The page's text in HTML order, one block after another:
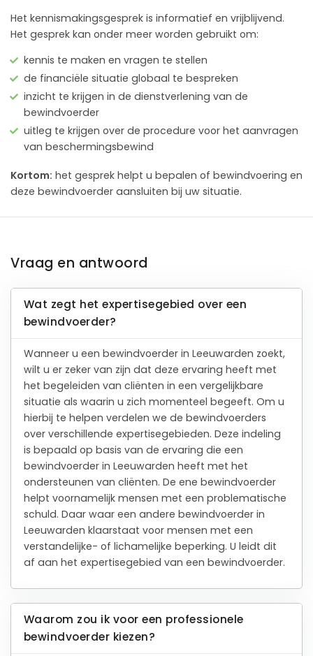
Het kennismakingsgesprek is informatief en vrijblijvend.
Het gesprek kan onder meer worden gebruikt om:
kennis te maken en vragen te stellen
de financiële situatie globaal te bespreken
inzicht te krijgen in de dienstverlening van de
bewindvoerder
uitleg te krijgen over de procedure voor het aanvragen
van beschermingsbewind
Kortom: het gesprek helpt u bepalen of bewindvoering en
deze bewindvoerder aansluiten bij uw situatie.
Vraag en antwoord
Wat zegt het expertisegebied over een
bewindvoerder?
Wanneer u een bewindvoerder in Leeuwarden zoekt,
wilt u er zeker van zijn dat deze ervaring heeft met
het begeleiden van cliënten in een vergelijkbare
situatie als waarin u zich momenteel begeeft. Om u
hierbij te helpen verdelen we de bewindvoerders
over verschillende expertisegebieden. Deze indeling
is bepaald op basis van de ervaring die een
bewindvoerder in Leeuwarden heeft met het
ondersteunen van cliënten. De ene bewindvoerder
helpt voornamelijk mensen met een problematische
schuld. Daar waar een andere bewindvoerder in
Leeuwarden klaarstaat voor mensen met een
verstandelijke- of lichamelijke beperking. U leidt dit
af aan het expertisegebied van een bewindvoerder.
Waarom zou ik voor een professionele
bewindvoerder kiezen?